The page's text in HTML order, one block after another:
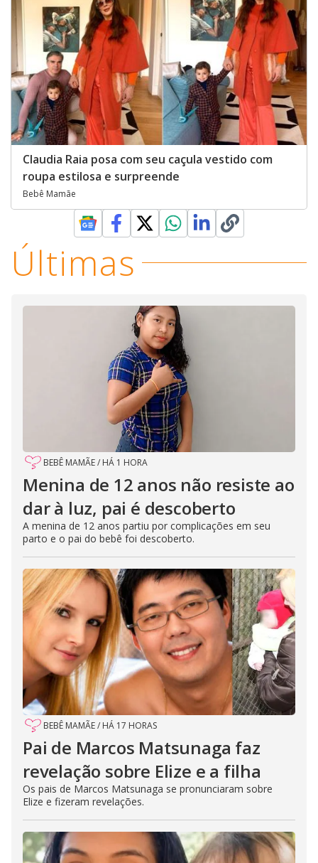
Claudia Raia posa com seu caçula vestido com
roupa estilosa e surpreende
Bebê Mamãe
Últimas
BEBÊ MAMÃE/ HÁ 1 HORA
Menina de 12 anos não resiste ao
dar à luz, pai é descoberto
A menina de 12 anos partiu por complicações em seu
parto e o pai do bebê foi descoberto.
BEBÊ MAMÃE/ HÁ 17 HORAS
Pai de Marcos Matsunaga faz
revelação sobre Elize e a filha
Os pais de Marcos Matsunaga se pronunciaram sobre
Elize e fizeram revelações.